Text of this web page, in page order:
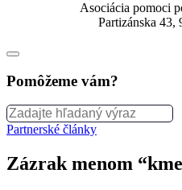
Asociácia pomoci
Partizánska 43,
Pomôžeme vám?
Partnerské články
Zázrak menom